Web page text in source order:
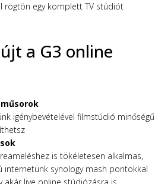
rögtön egy komplett TV stúdiót
a G3 online
igénybevételével filmstúdió minőségű
is tökéletesen alkalmas,
internetünk synology mash pontokkal